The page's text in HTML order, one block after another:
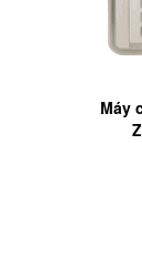
Máy